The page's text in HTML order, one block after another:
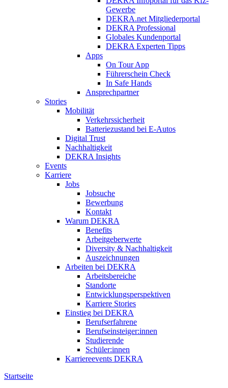
Gewerbe
DEKRA.net Mitgliederportal
DEKRA Professional
Globales Kundenportal
DEKRA Experten Tipps
Apps
On Tour App
Führerschein Check
In Safe Hands
Ansprechpartner
Stories
Mobilität
Verkehrssicherheit
Batteriezustand bei E-Autos
Digital Trust
Nachhaltigkeit
DEKRA Insights
Events
Karriere
Jobs
Jobsuche
Bewerbung
Kontakt
Warum DEKRA
Benefits
Arbeitgeberwerte
Diversity & Nachhaltigkeit
Auszeichnungen
Arbeiten bei DEKRA
Arbeitsbereiche
Standorte
Entwicklungsperspektiven
Karriere Stories
Einstieg bei DEKRA
Berufserfahrene
Berufseinsteiger:innen
Studierende
Schüler:innen
Karriereevents DEKRA
Startseite